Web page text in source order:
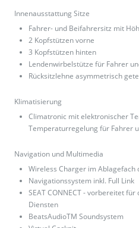
Innenausstattung Sitze
Fahrer- und Beifahrersitz mit
2 Kopfstützen vorne
3 Kopfstützen hinten
Lendenwirbelstütze für Fahrer
Rücksitzlehne asymmetrisch
Klimatisierung
Climatronic mit elektronischer
Temperaturregelung für Fahrer
Navigation und Multimedia
Wireless Charger im Ablagefach
Navigationssystem inkl. Full Link
SEAT CONNECT - vorbereitet
Diensten
BeatsAudioTM Soundsystem